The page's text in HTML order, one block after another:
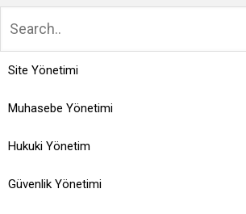
Site Yönetimi
Muhasebe Yönetimi
Hukuki Yönetim
Güvenlik Yönetimi